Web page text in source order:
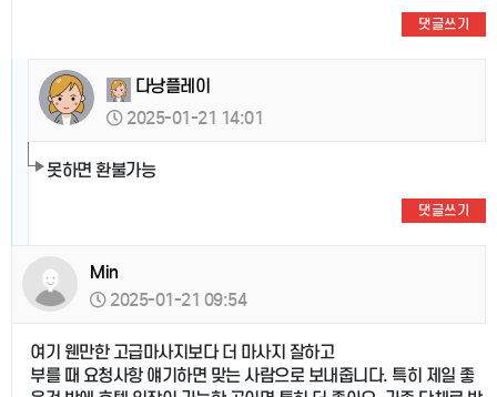
댓글쓰기
다낭플레이
2025-01-21 14:01
못하면 환불가능
댓글쓰기
Min
2025-01-21 09:54
여기 웬만한 고급마사지보다 더 마사지 잘하고
부를 때 요청사항 얘기하면 맞는 사람으로 보내줍니다. 특히 제일 좋